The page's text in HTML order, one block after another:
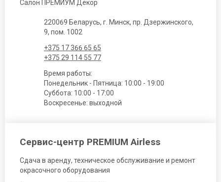
Салон ПРЕМИУМ Декор
220069 Беларусь, г. Минск, пр. Дзержинского,
9, пом. 1002
+375 17 366 65 65
+375 29 114 55 77
Время работы:
Понедельник - Пятница: 10:00 - 19:00
Суббота: 10:00 - 17:00
Воскресенье: выходной
Сервис-центр PREMIUM Airless
Сдача в аренду, техническое обслуживание и ремонт
окрасочного оборудования